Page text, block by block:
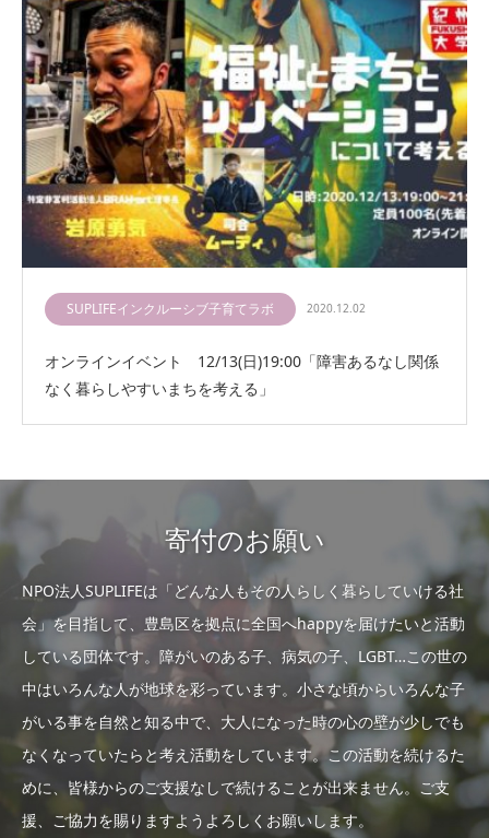
SUPLIFEインクルーシブ子育てラボ 2020.12.02
オンラインイベント 12/13(日)19:00「障害あるなし関係
なく暮らしやすいまちを考える」
寄付のお願い
NPO法人SUPLIFEは「どんな人もその人らしく暮らしていける社
会」を目指して、豊島区を拠点に全国へhappyを届けたいと活動
している団体です。障がいのある子、病気の子、LGBT…この世の
中はいろんな人が地球を彩っています。小さな頃からいろんな子
がいる事を自然と知る中で、大人になった時の心の壁が少しでも
なくなっていたらと考え活動をしています。この活動を続けるた
めに、皆様からのご支援なしで続けることが出来ません。ご支
援、ご協力を賜りますようよろしくお願いします。